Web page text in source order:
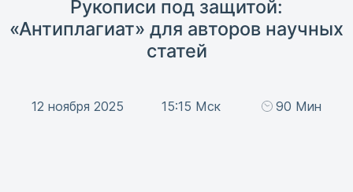
Рукописи под защитой:
«Антиплагиат» для авторов научных
статей
12 ноября 2025 15:15 Мск 90 Мин